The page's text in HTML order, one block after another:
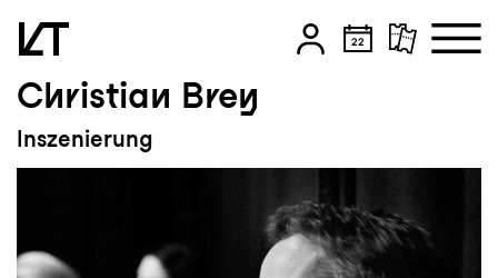
Zum Hauptinhalt springen
Zum Footer springen
Christian Brey
Inszenierung